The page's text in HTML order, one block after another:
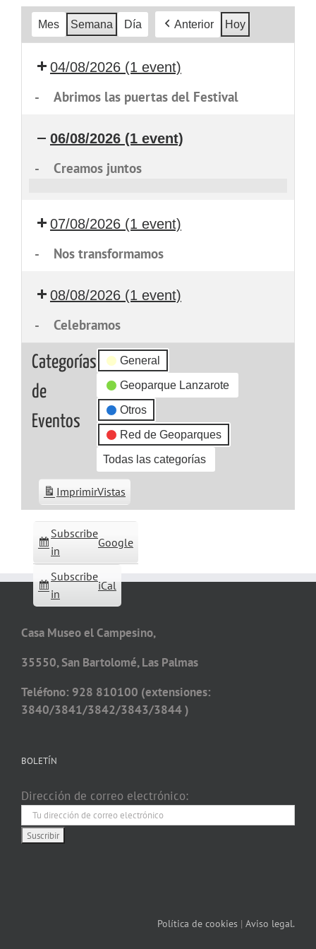
Mes Semana Día Anterior Hoy
04/08/2026 (1 event)
- Abrimos las puertas del Festival
06/08/2026 (1 event)
- Creamos juntos
07/08/2026 (1 event)
- Nos transformamos
08/08/2026 (1 event)
- Celebramos
Categorías
de
Eventos
General
Geoparque Lanzarote
Otros
Red de Geoparques
Todas las categorías
Subscribe
in
Google
Subscribe
in
iCal
ImprimirVistas
Casa Museo el Campesino,
35550, San Bartolomé, Las Palmas
Teléfono: 928 810100 (extensiones:
3840/3841/3842/3843/3844 )
BOLETÍN
Dirección de correo electrónico:
Política de cookies | Aviso legal.